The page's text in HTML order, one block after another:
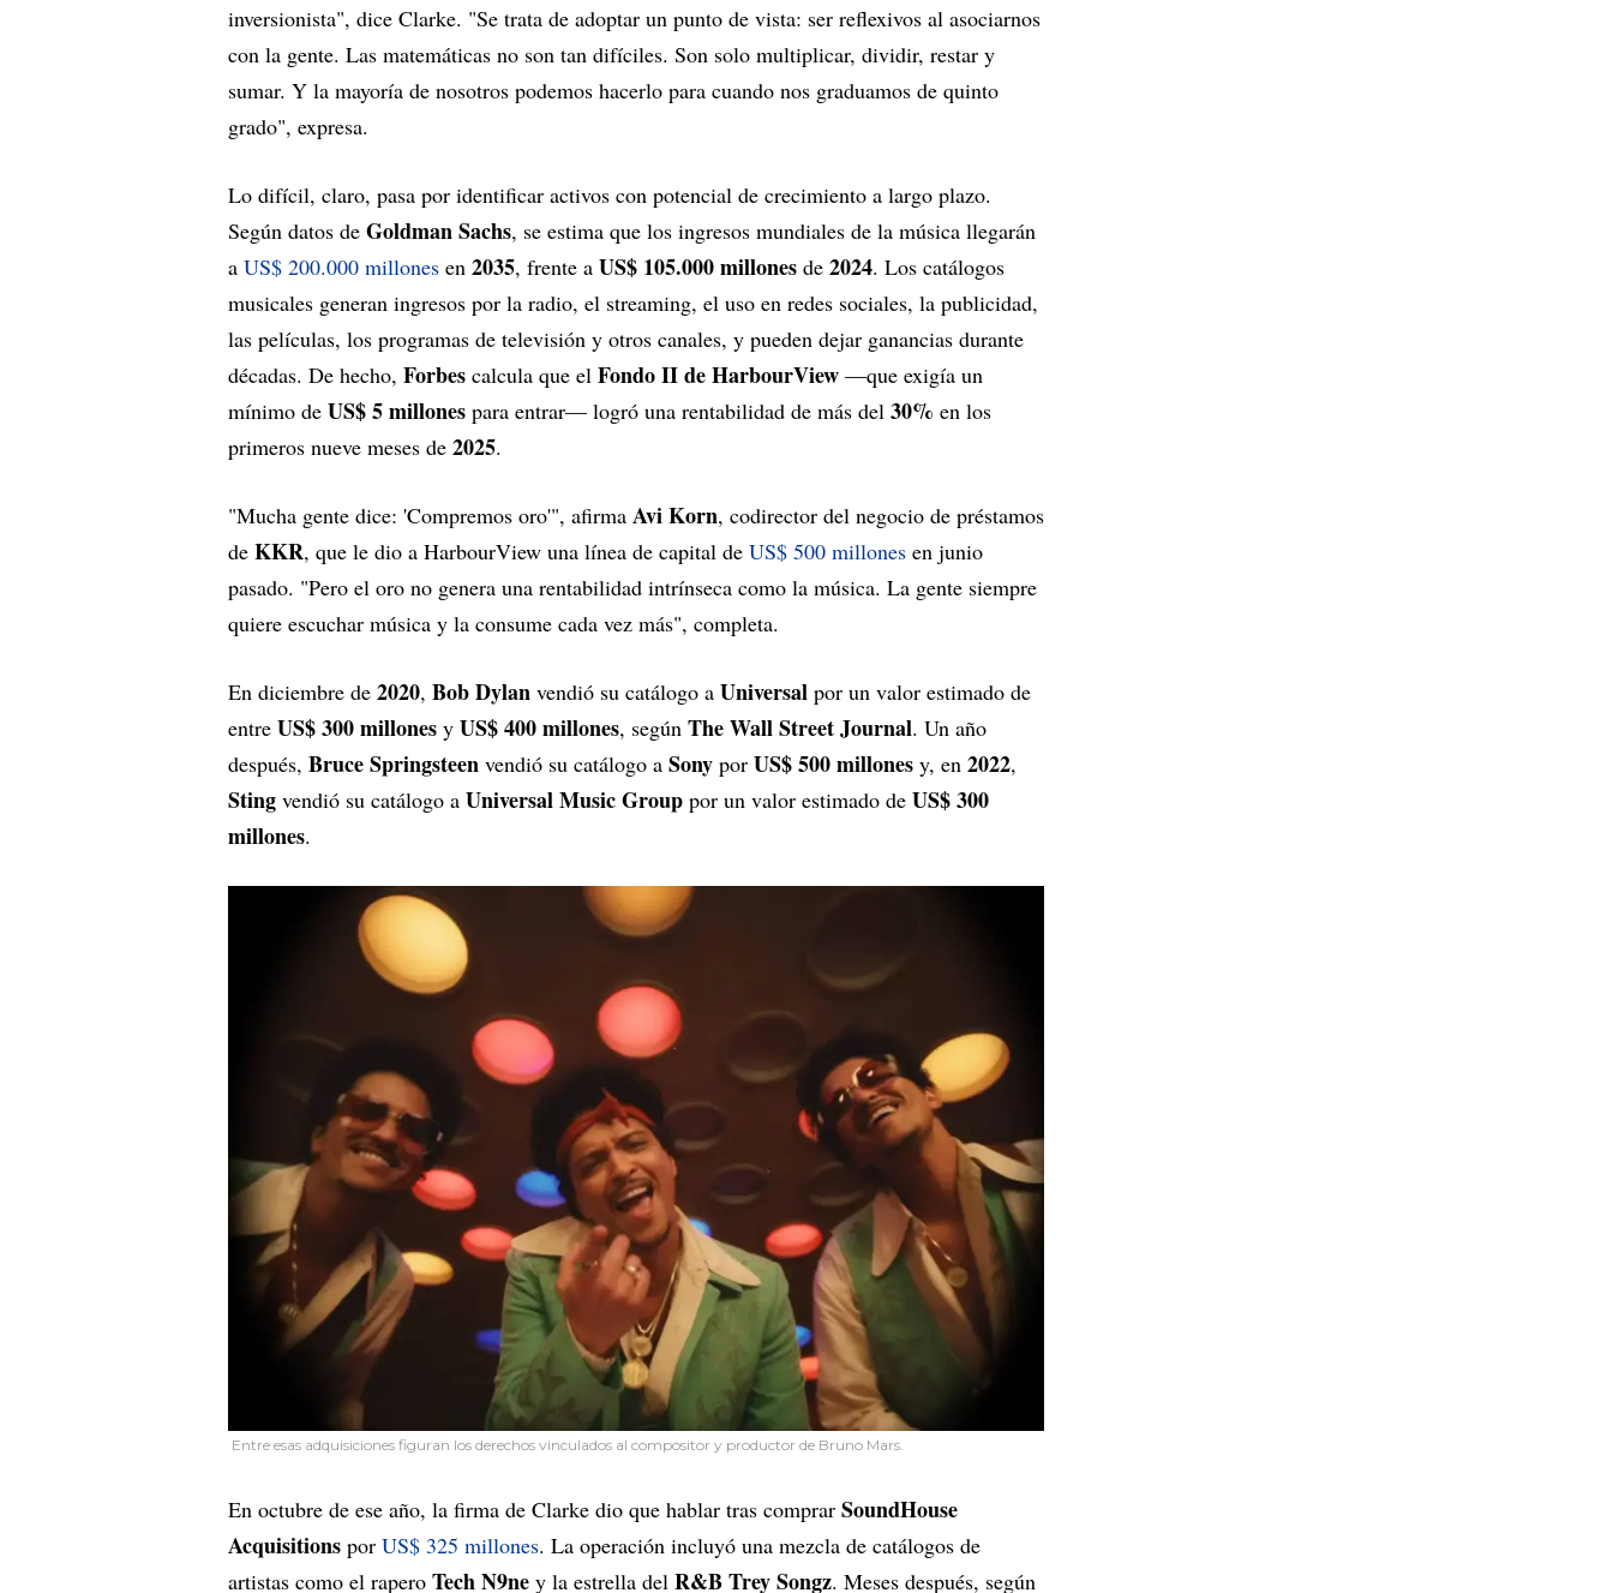
inversionista", dice Clarke. "Se trata de adoptar un punto de vista: ser reflexivos al asociarnos
con la gente. Las matemáticas no son tan difíciles. Son solo multiplicar, dividir, restar y
sumar. Y la mayoría de nosotros podemos hacerlo para cuando nos graduamos de quinto
grado", expresa.
Lo difícil, claro, pasa por identificar activos con potencial de crecimiento a largo plazo.
Según datos de Goldman Sachs, se estima que los ingresos mundiales de la música llegarán
a US$ 200.000 millones en 2035, frente a US$ 105.000 millones de 2024. Los catálogos
musicales generan ingresos por la radio, el streaming, el uso en redes sociales, la publicidad,
las películas, los programas de televisión y otros canales, y pueden dejar ganancias durante
décadas. De hecho, Forbes calcula que el Fondo II de HarbourView —que exigía un
mínimo de US$ 5 millones para entrar— logró una rentabilidad de más del 30% en los
primeros nueve meses de 2025.
"Mucha gente dice: 'Compremos oro'", afirma Avi Korn, codirector del negocio de préstamos
de KKR, que le dio a HarbourView una línea de capital de US$ 500 millones en junio
pasado. "Pero el oro no genera una rentabilidad intrínseca como la música. La gente siempre
quiere escuchar música y la consume cada vez más", completa.
En diciembre de 2020, Bob Dylan vendió su catálogo a Universal por un valor estimado de
entre US$ 300 millones y US$ 400 millones, según The Wall Street Journal. Un año
después, Bruce Springsteen vendió su catálogo a Sony por US$ 500 millones y, en 2022,
Sting vendió su catálogo a Universal Music Group por un valor estimado de US$ 300
millones.
Entre esas adquisiciones figuran los derechos vinculados al compositor y productor de Bruno Mars.
En octubre de ese año, la firma de Clarke dio que hablar tras comprar SoundHouse
Acquisitions por US$ 325 millones. La operación incluyó una mezcla de catálogos de
artistas como el rapero Tech N9ne y la estrella del R&B Trey Songz. Meses después, según